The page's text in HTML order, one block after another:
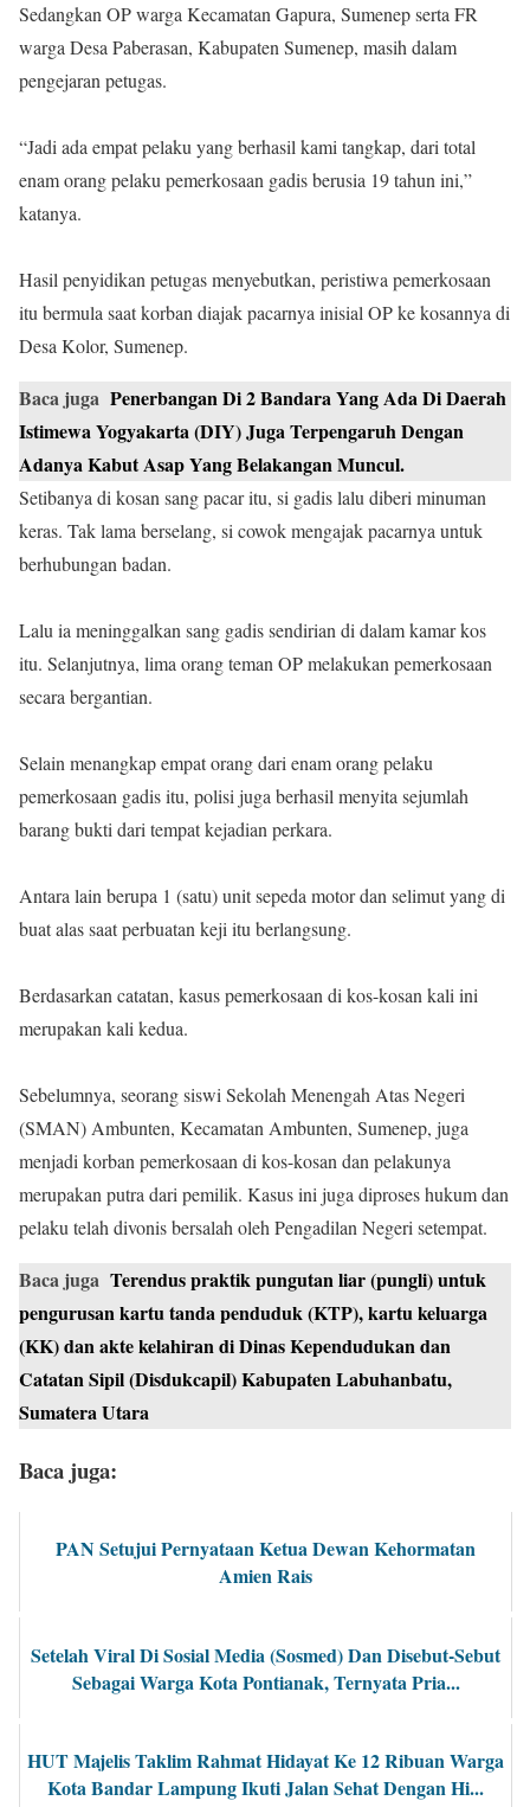
Sedangkan OP warga Kecamatan Gapura, Sumenep serta FR
warga Desa Paberasan, Kabupaten Sumenep, masih dalam
pengejaran petugas.
“Jadi ada empat pelaku yang berhasil kami tangkap, dari total
enam orang pelaku pemerkosaan gadis berusia 19 tahun ini,”
katanya.
Hasil penyidikan petugas menyebutkan, peristiwa pemerkosaan
itu bermula saat korban diajak pacarnya inisial OP ke kosannya di
Desa Kolor, Sumenep.
Baca juga Penerbangan Di 2 Bandara Yang Ada Di Daerah
Istimewa Yogyakarta (DIY) Juga Terpengaruh Dengan
Adanya Kabut Asap Yang Belakangan Muncul.
Setibanya di kosan sang pacar itu, si gadis lalu diberi minuman
keras. Tak lama berselang, si cowok mengajak pacarnya untuk
berhubungan badan.
Lalu ia meninggalkan sang gadis sendirian di dalam kamar kos
itu. Selanjutnya, lima orang teman OP melakukan pemerkosaan
secara bergantian.
Selain menangkap empat orang dari enam orang pelaku
pemerkosaan gadis itu, polisi juga berhasil menyita sejumlah
barang bukti dari tempat kejadian perkara.
Antara lain berupa 1 (satu) unit sepeda motor dan selimut yang di
buat alas saat perbuatan keji itu berlangsung.
Berdasarkan catatan, kasus pemerkosaan di kos-kosan kali ini
merupakan kali kedua.
Sebelumnya, seorang siswi Sekolah Menengah Atas Negeri
(SMAN) Ambunten, Kecamatan Ambunten, Sumenep, juga
menjadi korban pemerkosaan di kos-kosan dan pelakunya
merupakan putra dari pemilik. Kasus ini juga diproses hukum dan
pelaku telah divonis bersalah oleh Pengadilan Negeri setempat.
Baca juga Terendus praktik pungutan liar (pungli) untuk
pengurusan kartu tanda penduduk (KTP), kartu keluarga
(KK) dan akte kelahiran di Dinas Kependudukan dan
Catatan Sipil (Disdukcapil) Kabupaten Labuhanbatu,
Sumatera Utara
Baca juga:
PAN Setujui Pernyataan Ketua Dewan Kehormatan
Amien Rais
Setelah Viral Di Sosial Media (Sosmed) Dan Disebut-Sebut
Sebagai Warga Kota Pontianak, Ternyata Pria...
HUT Majelis Taklim Rahmat Hidayat Ke 12 Ribuan Warga
Kota Bandar Lampung Ikuti Jalan Sehat Dengan Hi...